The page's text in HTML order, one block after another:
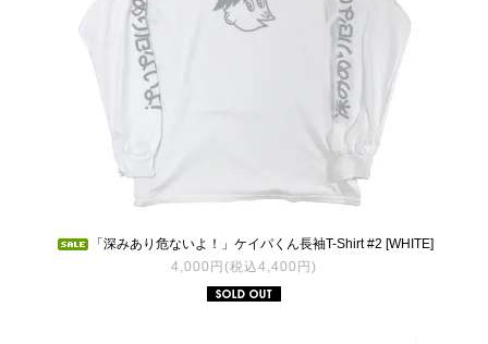
「深みあり危ないよ！」ケイパくん長袖T-Shirt #2 [WHITE]
4,000円(税込4,400円)